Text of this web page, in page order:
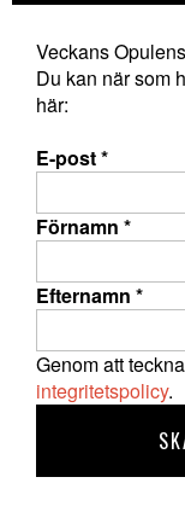
Veckans
Du kan när som
här:
E-post*
Förnamn *
Efternamn *
Genom att
integritetspolicy.